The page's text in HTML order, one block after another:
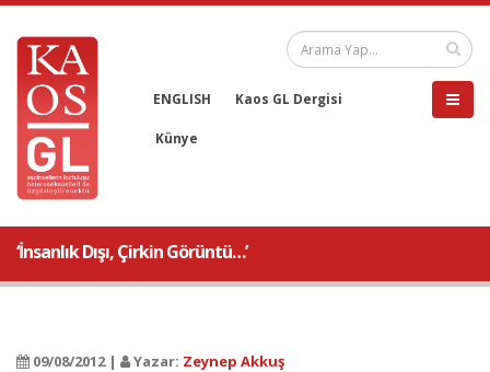
ENGLISH Kaos GL Dergisi
Künye
‘İnsanlık Dışı, Çirkin Görüntü…’
09/08/2012 | Yazar: Zeynep Akkuş